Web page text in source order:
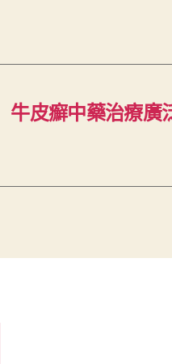
牛皮癬中藥治療廣